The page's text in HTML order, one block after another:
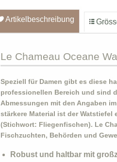
Artikelbeschreibung
Le Chameau Oceane
Speziell für Damen gibt es diese
professionellen Bereich und sind
Abmessungen mit den Angaben
stärkere Material ist der
(Stichwort: Fliegenfischen). Le
Fischzuchten, Behörden und
Robust und haltbar mit